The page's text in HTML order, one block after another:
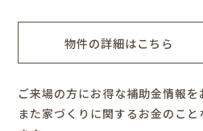
物件の詳細はこちら
ご来場の方にお得な補助金情報を
また家づくりに関するお金のこ